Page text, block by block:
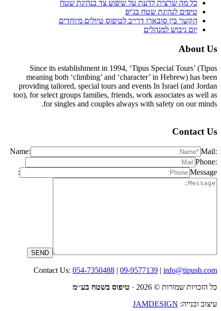
כל מה שרצית לדעת על שיפוע צד בנהיגת שטח
טיפים לנהיגת שטח בג'יפ
הקשר בין סובארו דרייב לטיפוס טיולים מיוחדים
יום גיבוש למנהלים
Footer
About Us
Since its establishment in 1994, ‘Tipus Special Tours’ (Tipus
meaning both ‘climbing’ and ‘character’ in Hebrew) has been
providing tailored, special tours and events In Israel (and Jordan
too), for select groups families, friends, work associates as well as
for singles and couples always with safety on our minds.
Contact Us
Name:
Mail:
Phone:
Message:
Contact Us: 054-7350488 | 09-9577139 | info@tipusb.com
כל הזכויות שמורות © 2026 · ‫
טיפוס בשטח בע׳׳מ
עיצוב ובנייה: JAMDESIGN